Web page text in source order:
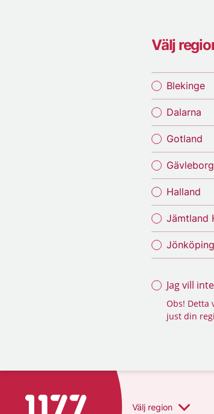
Välj
Blekinge
Dalarna
Gotland
Gävleborg
Halland
Jämtland
Jag vill
Obs! Detta
just din
Till startsidan för 1177 Välj region